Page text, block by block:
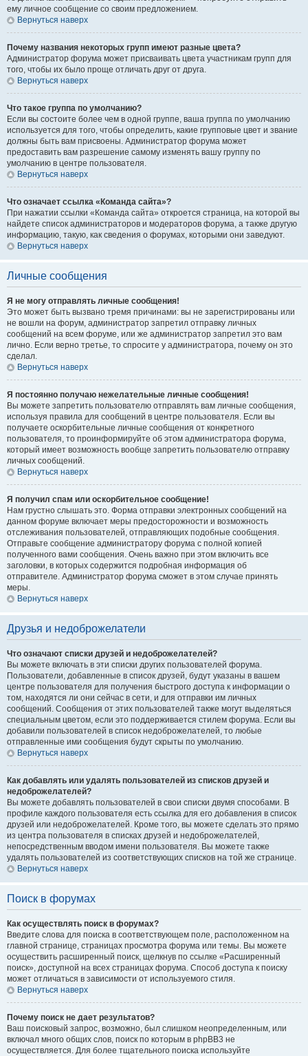
ему личное сообщение со своим предложением.
Вернуться наверх
Почему названия некоторых групп имеют разные цвета?
Администратор форума может присваивать цвета участникам групп для
того, чтобы их было проще отличать друг от друга.
Вернуться наверх
Что такое группа по умолчанию?
Если вы состоите более чем в одной группе, ваша группа по умолчанию
используется для того, чтобы определить, какие групповые цвет и звание
должны быть вам присвоены. Администратор форума может
предоставить вам разрешение самому изменять вашу группу по
умолчанию в центре пользователя.
Вернуться наверх
Что означает ссылка «Команда сайта»?
При нажатии ссылки «Команда сайта» откроется страница, на которой вы
найдете список администраторов и модераторов форума, а также другую
информацию, такую, как сведения о форумах, которыми они заведуют.
Вернуться наверх
Личные сообщения
Я не могу отправлять личные сообщения!
Это может быть вызвано тремя причинами: вы не зарегистрированы или
не вошли на форум, администратор запретил отправку личных
сообщений на всем форуме, или же администратор запретил это вам
лично. Если верно третье, то спросите у администратора, почему он это
сделал.
Вернуться наверх
Я постоянно получаю нежелательные личные сообщения!
Вы можете запретить пользователю отправлять вам личные сообщения,
используя правила для сообщений в центре пользователя. Если вы
получаете оскорбительные личные сообщения от конкретного
пользователя, то проинформируйте об этом администратора форума,
который имеет возможность вообще запретить пользователю отправку
личных сообщений.
Вернуться наверх
Я получил спам или оскорбительное сообщение!
Нам грустно слышать это. Форма отправки электронных сообщений на
данном форуме включает меры предосторожности и возможность
отслеживания пользователей, отправляющих подобные сообщения.
Отправьте сообщение администратору форума с полной копией
полученного вами сообщения. Очень важно при этом включить все
заголовки, в которых содержится подробная информация об
отправителе. Администратор форума сможет в этом случае принять
меры.
Вернуться наверх
Друзья и недоброжелатели
Что означают списки друзей и недоброжелателей?
Вы можете включать в эти списки других пользователей форума.
Пользователи, добавленные в список друзей, будут указаны в вашем
центре пользователя для получения быстрого доступа к информации о
том, находятся ли они сейчас в сети, и для отправки им личных
сообщений. Сообщения от этих пользователей также могут выделяться
специальным цветом, если это поддерживается стилем форума. Если вы
добавили пользователей в список недоброжелателей, то любые
отправленные ими сообщения будут скрыты по умолчанию.
Вернуться наверх
Как добавлять или удалять пользователей из списков друзей и
недоброжелателей?
Вы можете добавлять пользователей в свои списки двумя способами. В
профиле каждого пользователя есть ссылка для его добавления в список
друзей или недоброжелателей. Кроме того, вы можете сделать это прямо
из центра пользователя в списках друзей и недоброжелателей,
непосредственным вводом имени пользователя. Вы можете также
удалять пользователей из соответствующих списков на той же странице.
Вернуться наверх
Поиск в форумах
Как осуществлять поиск в форумах?
Введите слова для поиска в соответствующем поле, расположенном на
главной странице, страницах просмотра форума или темы. Вы можете
осуществить расширенный поиск, щелкнув по ссылке «Расширенный
поиск», доступной на всех страницах форума. Способ доступа к поиску
может отличаться в зависимости от используемого стиля.
Вернуться наверх
Почему поиск не дает результатов?
Ваш поисковый запрос, возможно, был слишком неопределенным, или
включал много общих слов, поиск по которым в phpBB3 не
осуществляется. Для более тщательного поиска используйте